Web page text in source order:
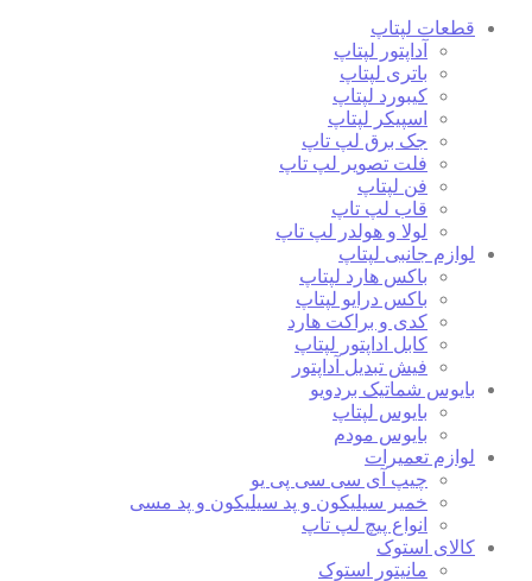
قطعات لپتاپ
آداپتور لپتاپ
باتری لپتاپ
کیبورد لپتاپ
اسپیکر لپتاپ
جک برق لپ تاپ
فلت تصویر لپ تاپ
فن لپتاپ
قاب لپ تاپ
لولا و هولدر لپ تاپ
لوازم جانبی لپتاپ
باکس هارد لپتاپ
باکس درایو لپتاپ
کدی و براکت هارد
کابل اداپتور لپتاپ
فیش تبدیل آداپتور
بایوس شماتیک بردویو
بایوس لپتاپ
بایوس مودم
لوازم تعمیرات
چیپ آی سی سی پی یو
خمیر سیلیکون و پد سیلیکون و پد مسی
انواع پیچ لپ تاپ
کالای استوک
مانیتور استوک